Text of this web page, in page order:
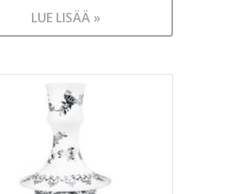
LUE LISÄÄ »